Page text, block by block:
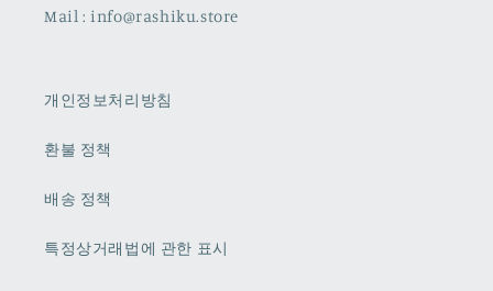
Mail : info@rashiku.store
개인정보처리방침
환불 정책
배송 정책
특정상거래법에 관한 표시